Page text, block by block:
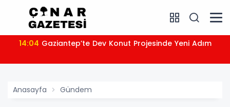
14:04 Gaziantep’te Dev Konut Projesinde Yeni Adım
Anasayfa Gündem